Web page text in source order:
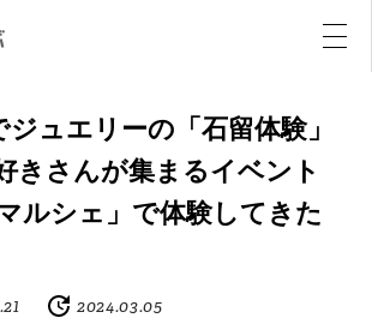
ュエリーの「石留体験」
きさんが集まるイベント
ルシェ」で体験してきた
2024.03.05